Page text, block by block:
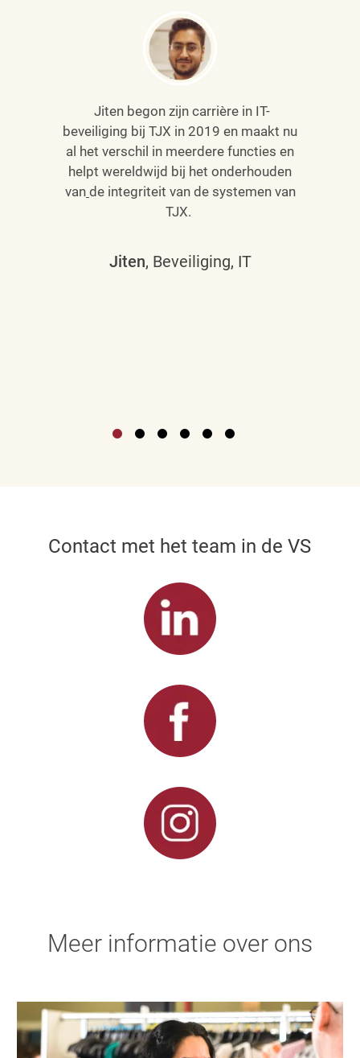
Jiten begon zijn carrière in IT-
beveiliging bij TJX in 2019 en maakt nu
al het verschil in meerdere functies en
helpt wereldwijd bij het onderhouden
van de integriteit van de systemen van
TJX.
Jiten, Beveiliging, IT
Contact met het team in de VS
Meer informatie over ons